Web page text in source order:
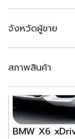
BMW X6
จังหวัดผู้ขาย
สภาพสินค้า